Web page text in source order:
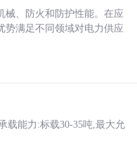
械、防火和防护性能。在应
势满足不同领域对电力供应
载能力:标载30-35吨,最大允